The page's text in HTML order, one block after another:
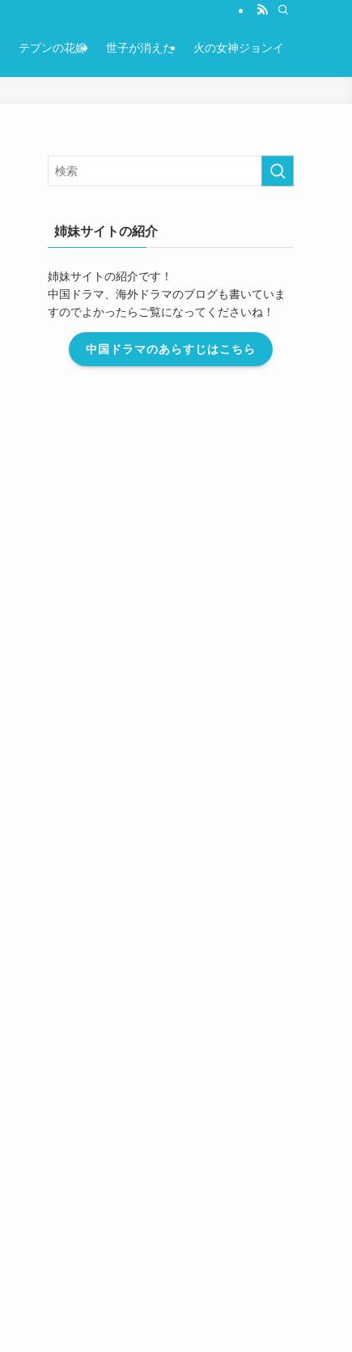
テプンの花嫁 世子が消えた 火の女神ジョンイ
姉妹サイトの紹介
姉妹サイトの紹介です！
中国ドラマ、海外ドラマのブログも書いていま
すのでよかったらご覧になってくださいね！
中国ドラマのあらすじはこちら